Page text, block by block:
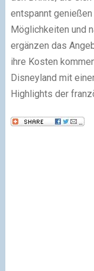
entspannt
Möglichkeiten und
ergänzen das
ihre Kosten
Disneyland mit
Highlights der